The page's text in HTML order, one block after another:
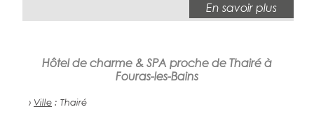
En savoir plus
Hôtel de charme & SPA proche de Thairé à
Fouras-les-Bains
› Ville : Thairé